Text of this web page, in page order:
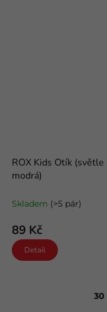
ROX Kids Otík (světle
modrá)
Skladem (>5 pár)
89 Kč
Detail
30